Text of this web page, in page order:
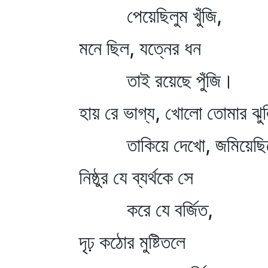
পেয়েছিলুম খুঁজি,
মনে ছিল, যত্নের ধন
তাই রয়েছে পুঁজি।
হায় রে ভাগ্য, খোলো তোমার
তাকিয়ে দেখো,
নিষ্ঠুর যে ব্যর্থকে সে
করে যে বর্জিত,
দৃঢ় কঠোর মুষ্টিতলে